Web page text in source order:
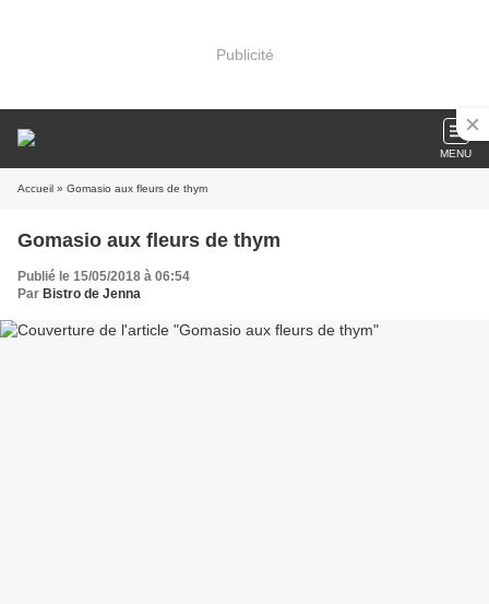
Publicité
MENU
Accueil » Gomasio aux fleurs de thym
Gomasio aux fleurs de thym
Publié le 15/05/2018 à 06:54
Par Bistro de Jenna